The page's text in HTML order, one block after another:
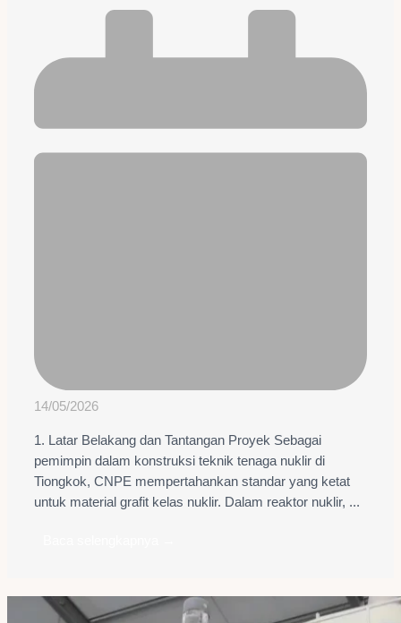
14/05/2026
1. Latar Belakang dan Tantangan Proyek Sebagai
pemimpin dalam konstruksi teknik tenaga nuklir di
Tiongkok, CNPE mempertahankan standar yang ketat
untuk material grafit kelas nuklir. Dalam reaktor nuklir, ...